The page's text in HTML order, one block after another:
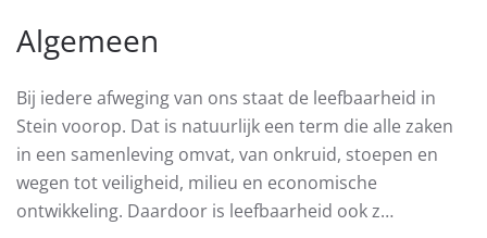
Algemeen
Bij iedere afweging van ons staat de leefbaarheid in
Stein voorop. Dat is natuurlijk een term die alle zaken
in een samenleving omvat, van onkruid, stoepen en
wegen tot veiligheid, milieu en economische
ontwikkeling. Daardoor is leefbaarheid ook z…